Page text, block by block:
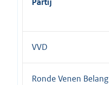
Partij
VVD
Ronde Venen Belang